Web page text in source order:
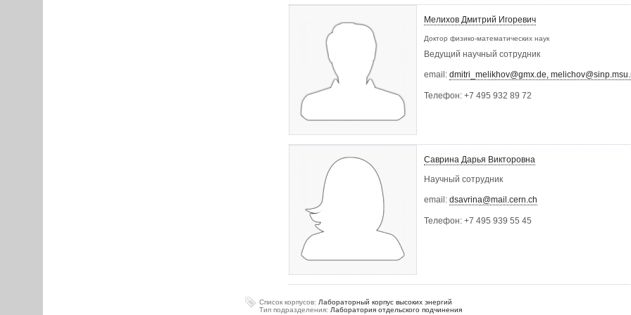
Мелихов Дмитрий Игоревич
Доктор физико-математических наук
Ведущий научный сотрудник
email: dmitri_melikhov@gmx.de,
Телефон: +7 495 932 89 72
Саврина Дарья Викторовна
Научный сотрудник
email: dsavrina@mail.cern.ch
Телефон: +7 495 939 55 45
Список корпусов: Лабораторный корпус высоких энергий
Тип подразделения: Лаборатория отдельского подчинения